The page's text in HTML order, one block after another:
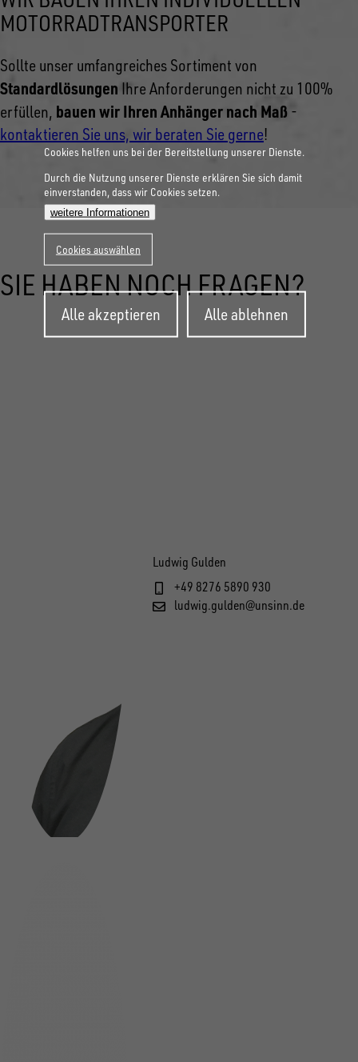
MOTORRADTRANSPORTER
Sollte unser umfangreiches Sortiment von
Standardlösungen Ihre Anforderungen nicht zu 100%
erfüllen, bauen wir Ihren Anhänger nach Maß -
kontaktieren Sie uns, wir beraten Sie gerne!
SIE HABEN NOCH FRAGEN?
Ludwig Gulden
+49 8276 5890 930
ludwig.gulden@unsinn.de
Cookies helfen uns bei der Bereitstellung unserer Dienste.
Durch die Nutzung unserer Dienste erklären Sie sich damit
einverstanden, dass wir Cookies setzen.
weitere Informationen
Cookies auswählen
Alle akzeptieren
Zustimmung
zurückziehen
Alle ablehnen